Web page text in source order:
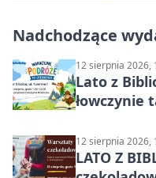
Nadchodzące
12 sierpnia 2026,
Lato z
łowczynie
12 sierpnia 2026,
LATO Z